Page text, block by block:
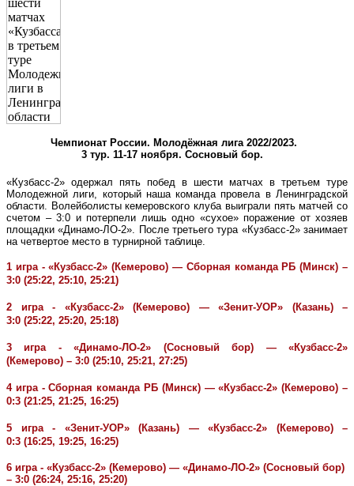
Чемпионат России. Молодёжная лига 2022/2023.
3 тур. 11-17 ноября. Сосновый бор.
«Кузбасс-2» одержал пять побед в шести матчах в третьем туре
Молодежной лиги, который наша команда провела в Ленинградской
области. Волейболисты кемеровского клуба выиграли пять матчей со
счетом – 3:0 и потерпели лишь одно «сухое» поражение от хозяев
площадки «Динамо-ЛО-2». После третьего тура «Кузбасс-2» занимает
на четвертое место в турнирной таблице.
1 игра - «Кузбасс-2» (Кемерово) — Сборная команда РБ (Минск) –
3:0 (25:22, 25:10, 25:21)
2 игра - «Кузбасс-2» (Кемерово) — «Зенит-УОР» (Казань) –
3:0 (25:22, 25:20, 25:18)
3 игра - «Динамо-ЛО-2» (Сосновый бор) — «Кузбасс-2»
(Кемерово) – 3:0 (25:10, 25:21, 27:25)
4 игра - Сборная команда РБ (Минск) — «Кузбасс-2» (Кемерово) –
0:3 (21:25, 21:25, 16:25)
5 игра - «Зенит-УОР» (Казань) — «Кузбасс-2» (Кемерово) –
0:3 (16:25, 19:25, 16:25)
6 игра - «Кузбасс-2» (Кемерово) — «Динамо-ЛО-2» (Сосновый бор)
– 3:0 (26:24, 25:16, 25:20)